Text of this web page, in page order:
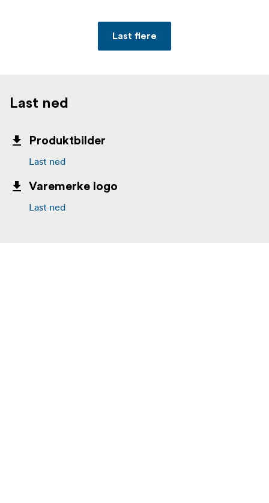
Last flere
Last ned
Produktbilder
Last ned
Varemerke logo
Last ned